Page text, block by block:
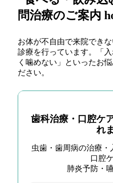
問治療のご案内
お体が不自由で来院でき
診療を行っています。「
く噛めない」といったお
ださい。
歯科治療・口腔ケ
れ
虫歯・歯周病の治療・
口腔
肺炎予防・